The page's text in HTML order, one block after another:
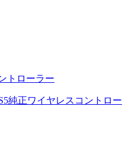
トローラー
純正ワイヤレスコントロー